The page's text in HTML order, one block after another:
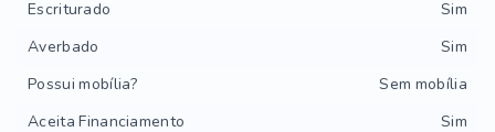
Escriturado
Sim
Averbado
Sim
Possui mobília?
Sem mobília
Aceita Financiamento
Sim